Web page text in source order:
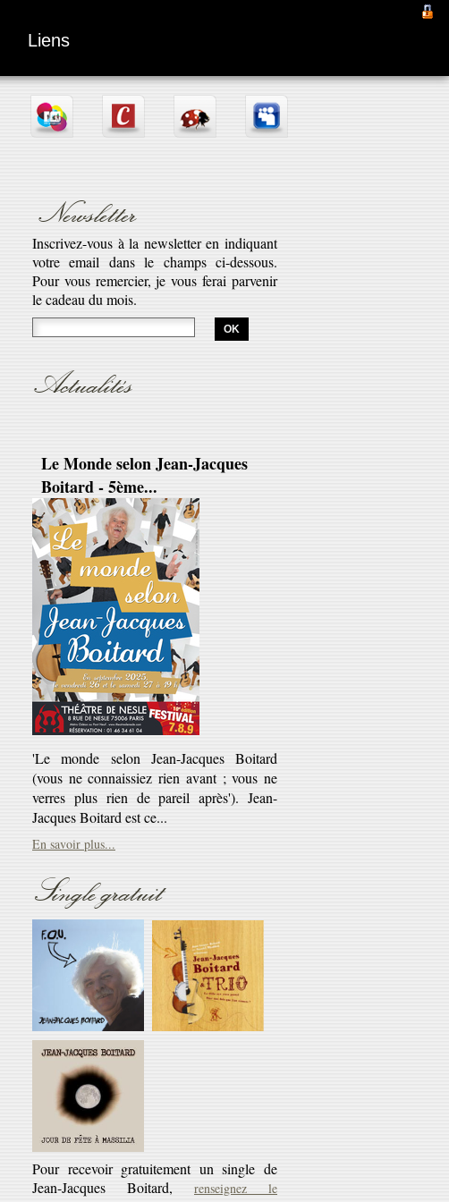
Liens
Newsletter
Inscrivez-vous à la newsletter en indiquant
votre email dans le champs ci-dessous.
Pour vous remercier, je vous ferai parvenir
le cadeau du mois.
Actualités
Adaptation d’une pièce radiophonique de
Robert Desnos illustrant la véritable saga
qu’est l’histoire de Fantômas. Cette série...
Boitard - 5ème...
'Le monde selon Jean-Jacques Boitard
verres plus rien de pareil après'). Jean-
Jacques Boitard est ce...
En savoir plus...
Réédition
Rééditions CD des cassettes les Cahiers du
Garlaban - 10€ + 45 tours offert
En savoir plus...
Single gratuit
Pour recevoir gratuitement un single de
Jean-Jacques Boitard, renseignez le